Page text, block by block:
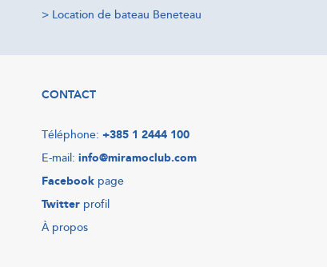
> Location de bateau Beneteau
CONTACT
Téléphone: +385 1 2444 100
E-mail: info@miramoclub.com
Facebook page
Twitter profil
À propos